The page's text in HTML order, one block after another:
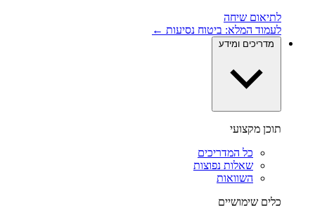
לתיאום שיחה
לעמוד המלא: ביטוח נסיעות ←
מדריכים ומידע
תוכן מקצועי
כל המדריכים
שאלות נפוצות
השוואות
כלים שימושיים